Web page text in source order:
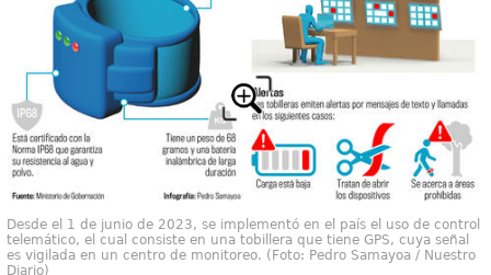
Desde el 1 de junio de 2023, se implementó en el país el uso de control
telemático, el cual consiste en una tobillera que tiene GPS, cuya señal
es vigilada en un centro de monitoreo. (Foto: Pedro Samayoa / Nuestro
Diario)